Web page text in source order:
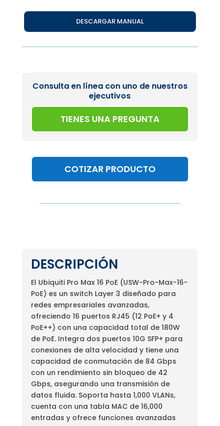
DESCARGAR MANUAL
Consulta en línea con uno de nuestros
ejecutivos
TIENES UNA PREGUNTA
COTIZAR PRODUCTO
DESCRIPCIÓN
El Ubiquiti Pro Max 16 PoE (USW-Pro-Max-16-
PoE) es un switch Layer 3 diseñado para
redes empresariales avanzadas,
ofreciendo 16 puertos RJ45 (12 PoE+ y 4
PoE++) con una capacidad total de 180W
de PoE. Integra dos puertos 10G SFP+ para
conexiones de alta velocidad y tiene una
capacidad de conmutación de 84 Gbps
con un rendimiento sin bloqueo de 42
Gbps, asegurando una transmisión de
datos fluida. Soporta hasta 1,000 VLANs,
cuenta con una tabla MAC de 16,000
entradas y ofrece funciones avanzadas